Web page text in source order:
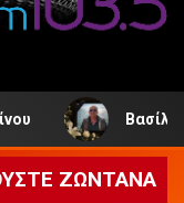
Βασίλης Κατσίκης: Ο
ΖΩΝΤΑΝΆ